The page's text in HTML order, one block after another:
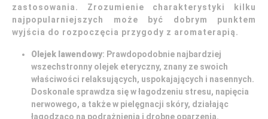
zastosowania. Zrozumienie charakterystyki kilku
najpopularniejszych może być dobrym punktem
wyjścia do rozpoczęcia przygody z aromaterapią.
Olejek lawendowy: Prawdopodobnie najbardziej
wszechstronny olejek eteryczny, znany ze swoich
właściwości relaksujących, uspokajających i nasennych.
Doskonale sprawdza się w łagodzeniu stresu, napięcia
nerwowego, a także w pielęgnacji skóry, działając
łagodząco na podrażnienia i drobne oparzenia.